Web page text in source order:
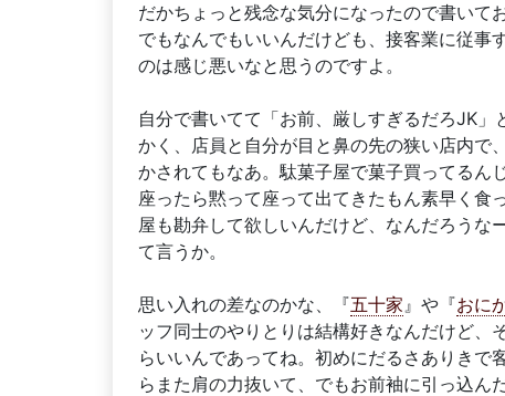
だかちょっと残念な気分になったので書いて
でもなんでもいいんだけども、接客業に従事
のは感じ悪いなと思うのですよ。
自分で書いてて「お前、厳しすぎるだろJK
かく、店員と自分が目と鼻の先の狭い店内で
かされてもなあ。駄菓子屋で菓子買ってるん
座ったら黙って座って出てきたもん素早く食
屋も勘弁して欲しいんだけど、なんだろうな
て言うか。
思い入れの差なのかな、『五十家』や『おに
ッフ同士のやりとりは結構好きなんだけど
らいいんであってね。初めにだるさありきで
らまた肩の力抜いて、でもお前袖に引っ込